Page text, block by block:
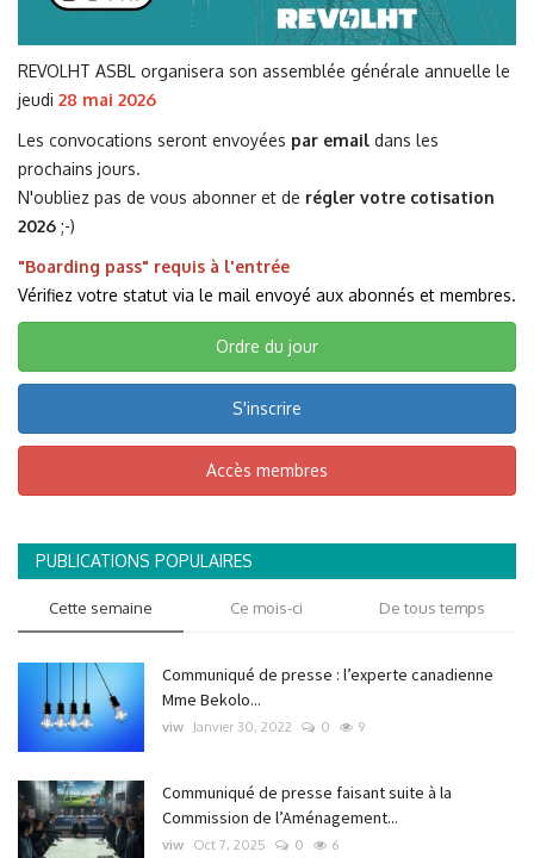
REVOLHT ASBL organisera son assemblée générale annuelle le
jeudi 28 mai 2026
Les convocations seront envoyées par email dans les
prochains jours.
N'oubliez pas de vous abonner et de régler votre cotisation
2026 ;-)
"Boarding pass" requis à l'entrée
Vérifiez votre statut via le mail envoyé aux abonnés et membres.
Ordre du jour
S'inscrire
Accès membres
PUBLICATIONS POPULAIRES
Cette semaine Ce mois-ci De tous temps
Communiqué de presse : l’experte canadienne
Mme Bekolo...
viw Janvier 30, 2022 0 9
Communiqué de presse faisant suite à la
Commission de l’Aménagement...
viw Oct 7, 2025 0 6